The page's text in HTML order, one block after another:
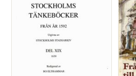
poster